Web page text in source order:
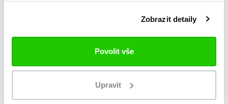
Zobrazit detaily
Povolit vše
Upravit
LOGO MALTAX 5
AKCE
LOGO MALTAX 5
MSS polo